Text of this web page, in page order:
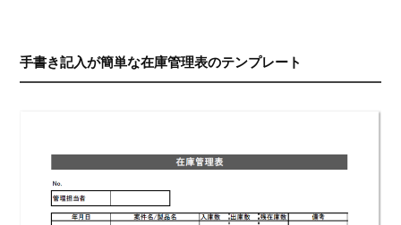
手書き記入が簡単な在庫管理表のテンプレート